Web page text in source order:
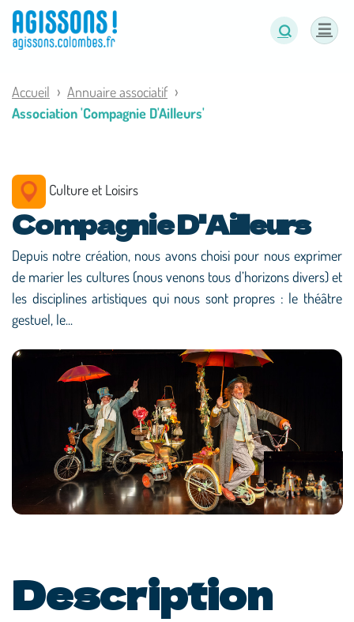
Accueil
Annuaire associatif
Association 'Compagnie D'Ailleurs'
Culture et Loisirs
Compagnie D'Ailleurs
Depuis notre création, nous avons choisi pour nous exprimer
de marier les cultures (nous venons tous d’horizons divers) et
les disciplines artistiques qui nous sont propres : le théâtre
gestuel, le...
Description
Panneau de gestion des cookies